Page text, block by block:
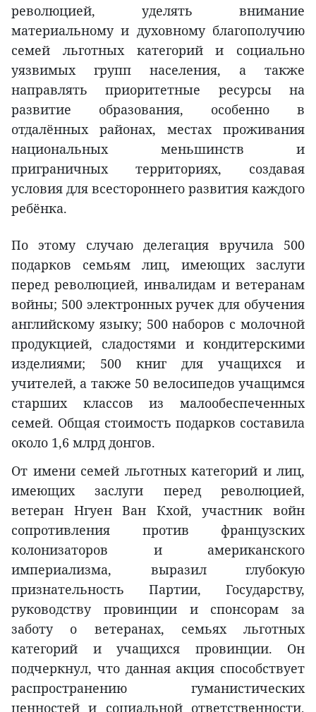
революцией, уделять внимание
материальному и духовному благополучию
семей льготных категорий и социально
уязвимых групп населения, а также
направлять приоритетные ресурсы на
развитие образования, особенно в
отдалённых районах, местах проживания
национальных меньшинств и
приграничных территориях, создавая
условия для всестороннего развития каждого
ребёнка.
По этому случаю делегация вручила 500
подарков семьям лиц, имеющих заслуги
перед революцией, инвалидам и ветеранам
войны; 500 электронных ручек для обучения
английскому языку; 500 наборов с молочной
продукцией, сладостями и кондитерскими
изделиями; 500 книг для учащихся и
учителей, а также 50 велосипедов учащимся
старших классов из малообеспеченных
семей. Общая стоимость подарков составила
около 1,6 млрд донгов.
От имени семей льготных категорий и лиц,
имеющих заслуги перед революцией,
ветеран Нгуен Ван Кхой, участник войн
сопротивления против французских
колонизаторов и американского
империализма, выразил глубокую
признательность Партии, Государству,
руководству провинции и спонсорам за
заботу о ветеранах, семьях льготных
категорий и учащихся провинции. Он
подчеркнул, что данная акция способствует
распространению гуманистических
ценностей и социальной ответственности,